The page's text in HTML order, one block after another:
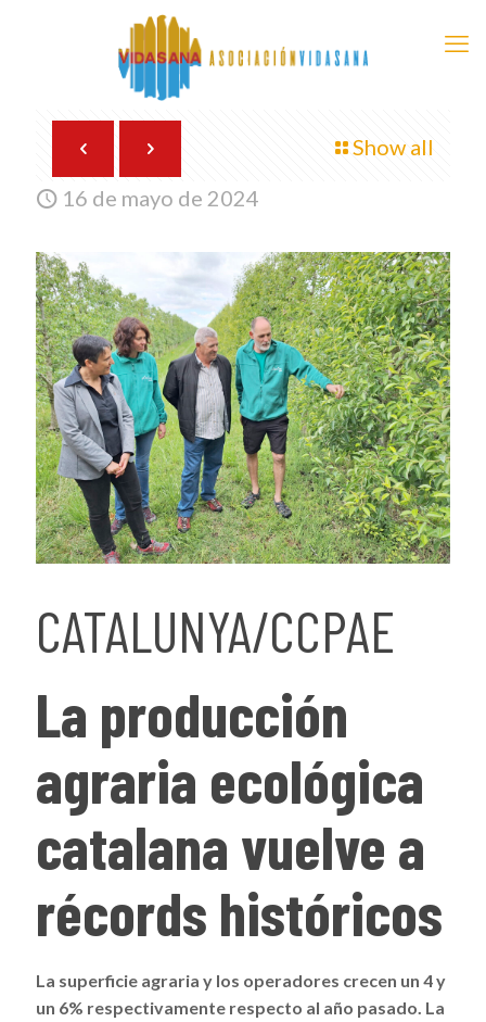
Show all
16 de mayo de 2024
CATALUNYA/CCPAE
La producción
agraria ecológica
catalana vuelve a
récords históricos
La superficie agraria y los operadores crecen un 4 y
un 6% respectivamente respecto al año pasado. La